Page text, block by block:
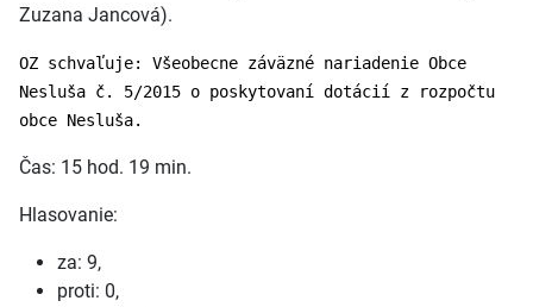
Zuzana Jancová).
OZ schvaľuje: Všeobecne záväzné nariadenie Obce
Nesluša č. 5/2015 o poskytovaní dotácií z rozpočtu
obce Nesluša.
Čas: 15 hod. 19 min.
Hlasovanie:
za: 9,
proti: 0,